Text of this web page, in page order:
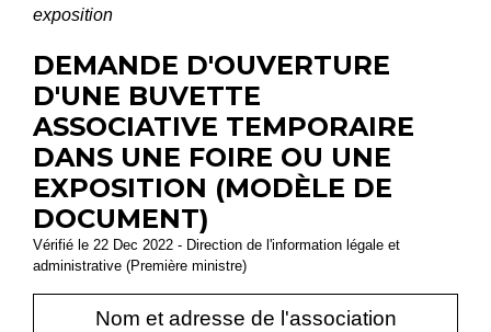
exposition
DEMANDE D'OUVERTURE
D'UNE BUVETTE
ASSOCIATIVE TEMPORAIRE
DANS UNE FOIRE OU UNE
EXPOSITION (MODÈLE DE
DOCUMENT)
Vérifié le 22 Dec 2022 - Direction de l'information légale et
administrative (Première ministre)
Nom et adresse de l'association